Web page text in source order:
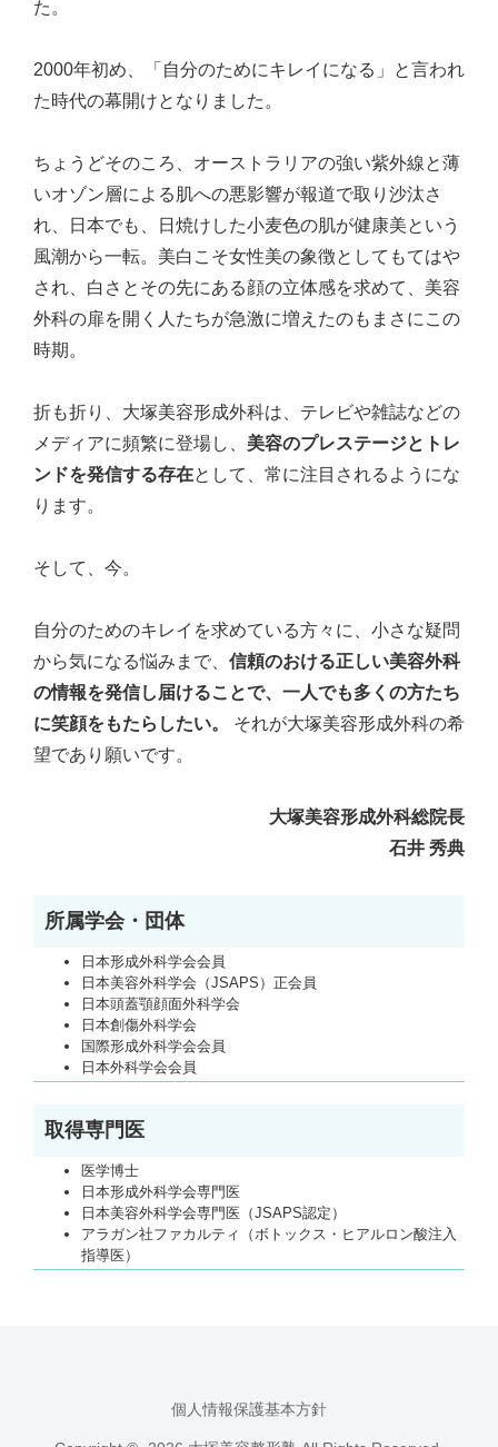
た。
2000年初め、「自分のためにキレイになる」と言われ
た時代の幕開けとなりました。
ちょうどそのころ、オーストラリアの強い紫外線と薄
いオゾン層による肌への悪影響が報道で取り沙汰さ
れ、日本でも、日焼けした小麦色の肌が健康美という
風潮から一転。美白こそ女性美の象徴としてもてはや
され、白さとその先にある顔の立体感を求めて、美容
外科の扉を開く人たちが急激に増えたのもまさにこの
時期。
折も折り、大塚美容形成外科は、テレビや雑誌などの
メディアに頻繁に登場し、 美容のプレステージとトレ
ンドを発信する存在として、常に注目されるようにな
ります。
そして、今。
自分のためのキレイを求めている方々に、小さな疑問
から気になる悩みまで、 信頼のおける正しい美容外科
の情報を発信し届けることで、一人でも多くの方たち
に笑顔をもたらしたい。
それが大塚美容形成外科の希
望であり願いです。
大塚美容形成外科総院長
石井 秀典
所属学会・団体
日本形成外科学会会員
日本美容外科学会（JSAPS）正会員
日本頭蓋顎顔面外科学会
日本創傷外科学会
国際形成外科学会会員
日本外科学会会員
取得専門医
医学博士
日本形成外科学会専門医
日本美容外科学会専門医（JSAPS認定）
アラガン社ファカルティ（ボトックス・ヒアルロン酸注入
指導医）
個人情報保護基本方針